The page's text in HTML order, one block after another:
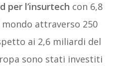
per l’insurtech con 6,8
attraverso 250
ai 2,6 miliardi del
sono stati investiti